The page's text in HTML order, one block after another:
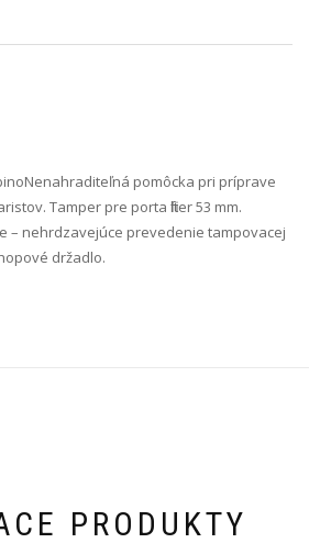
Nenahraditeľná pomôcka pri príprave
Tamper pre porta filter 53 mm.
– nehrdzavejúce prevedenie tampovacej
držadlo.
PRODUKTY